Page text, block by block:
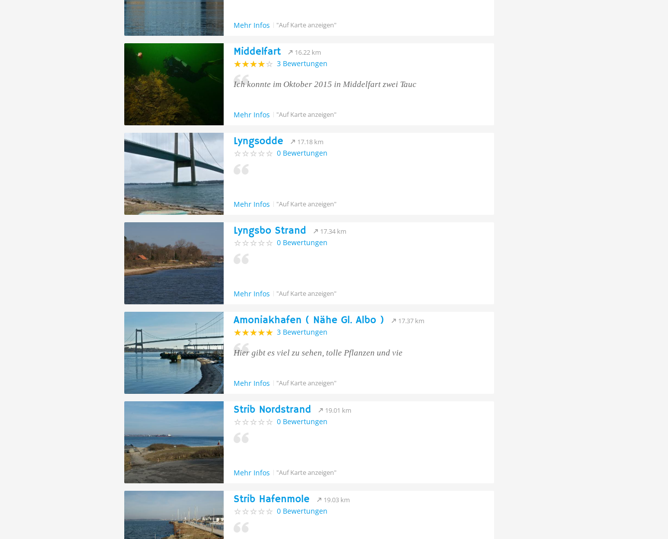
Mehr Infos "Auf Karte anzeigen"
Middelfart 16.22 km
3 Bewertungen
Ich konnte im Oktober 2015 in Middelfart zwei Tauc
Mehr Infos "Auf Karte anzeigen"
Lyngsodde 17.18 km
0 Bewertungen
Mehr Infos "Auf Karte anzeigen"
Lyngsbo Strand 17.34 km
0 Bewertungen
Mehr Infos "Auf Karte anzeigen"
Amoniakhafen ( Nähe Gl. Albo ) 17.37 km
3 Bewertungen
Hier gibt es viel zu sehen, tolle Pflanzen und vie
Mehr Infos "Auf Karte anzeigen"
Strib Nordstrand 19.01 km
0 Bewertungen
Mehr Infos "Auf Karte anzeigen"
Strib Hafenmole 19.03 km
0 Bewertungen